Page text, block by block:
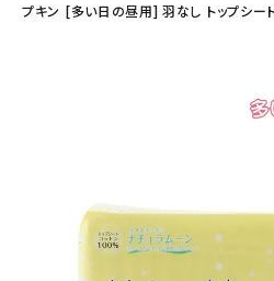
無料】(6個セッ
ト)NaturaMoo
プキン [多い日の昼用] 羽なし トップシー